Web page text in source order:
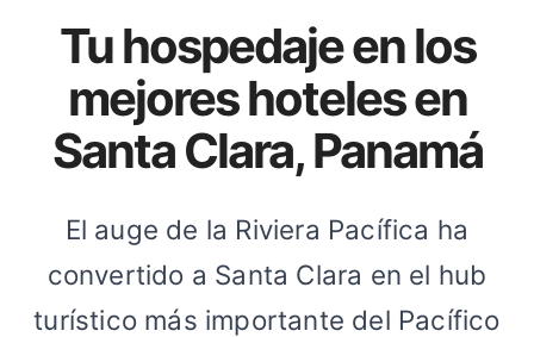
Tu hospedaje en los
mejores hoteles en
Santa Clara, Panamá
El auge de la Riviera Pacífica ha
convertido a Santa Clara en el hub
turístico más importante del Pacífico